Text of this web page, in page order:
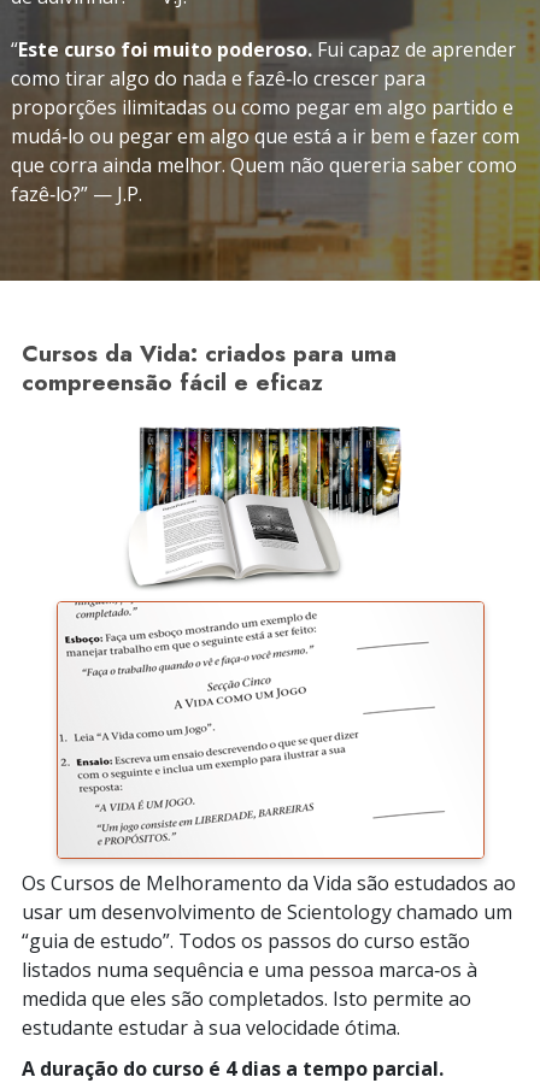
“Este curso foi muito poderoso. Fui capaz de aprender
como tirar algo do nada e fazê‑lo crescer para
proporções ilimitadas ou como pegar em algo partido e
mudá‑lo ou pegar em algo que está a ir bem e fazer com
que corra ainda melhor. Quem não quereria saber como
fazê‑lo?” — J.P.
Cursos da Vida: criados para uma
compreensão fácil e eficaz
Os Cursos de Melhoramento da Vida são estudados ao
usar um desenvolvimento de Scientology chamado um
“guia de estudo”. Todos os passos do curso estão
listados numa sequência e uma pessoa marca‑os à
medida que eles são completados. Isto permite ao
estudante estudar à sua velocidade ótima.
A duração do curso é 4 dias a tempo parcial.